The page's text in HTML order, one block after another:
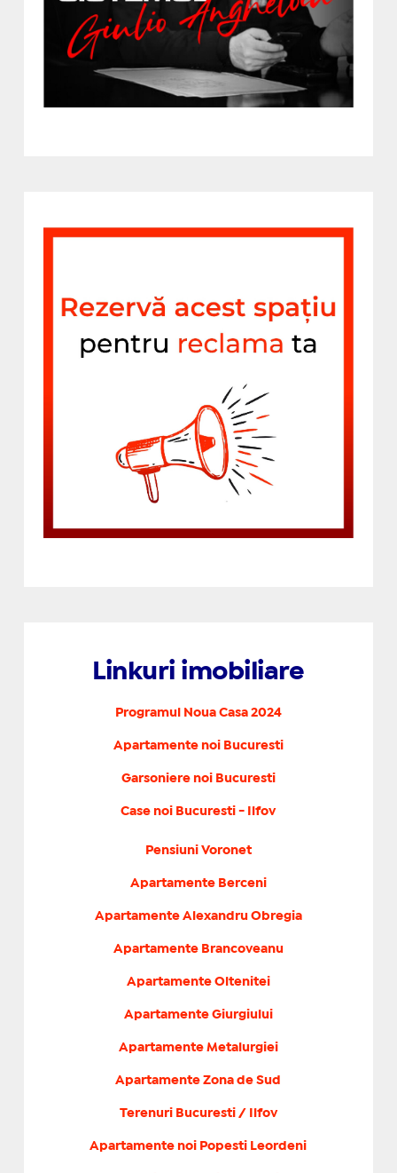
Linkuri imobiliare
Programul Noua Casa 2024
Apartamente noi Bucuresti
Garsoniere noi Bucuresti
Case noi Bucuresti - Ilfov
Pensiuni Voronet
Apartamente Berceni
Apartamente Alexandru Obregia
Apartamente Brancoveanu
Apartamente Oltenitei
Apartamente Giurgiului
Apartamente Metalurgiei
Apartamente Zona de Sud
Terenuri Bucuresti / Ilfov
Apartamente noi Popesti Leordeni